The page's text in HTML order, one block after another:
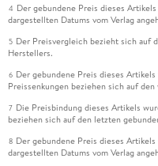
4 Der gebundene Preis dieses
dargestellten Datums vom Verlag
5 Der Preisvergleich bezieht sich auf
Herstellers.
6 Der gebundene Preis dieses
Preissenkungen beziehen sich auf
7 Die Preisbindung dieses Artikels
beziehen sich auf den letzten
8 Der gebundene Preis dieses
dargestellten Datums vom Verlag